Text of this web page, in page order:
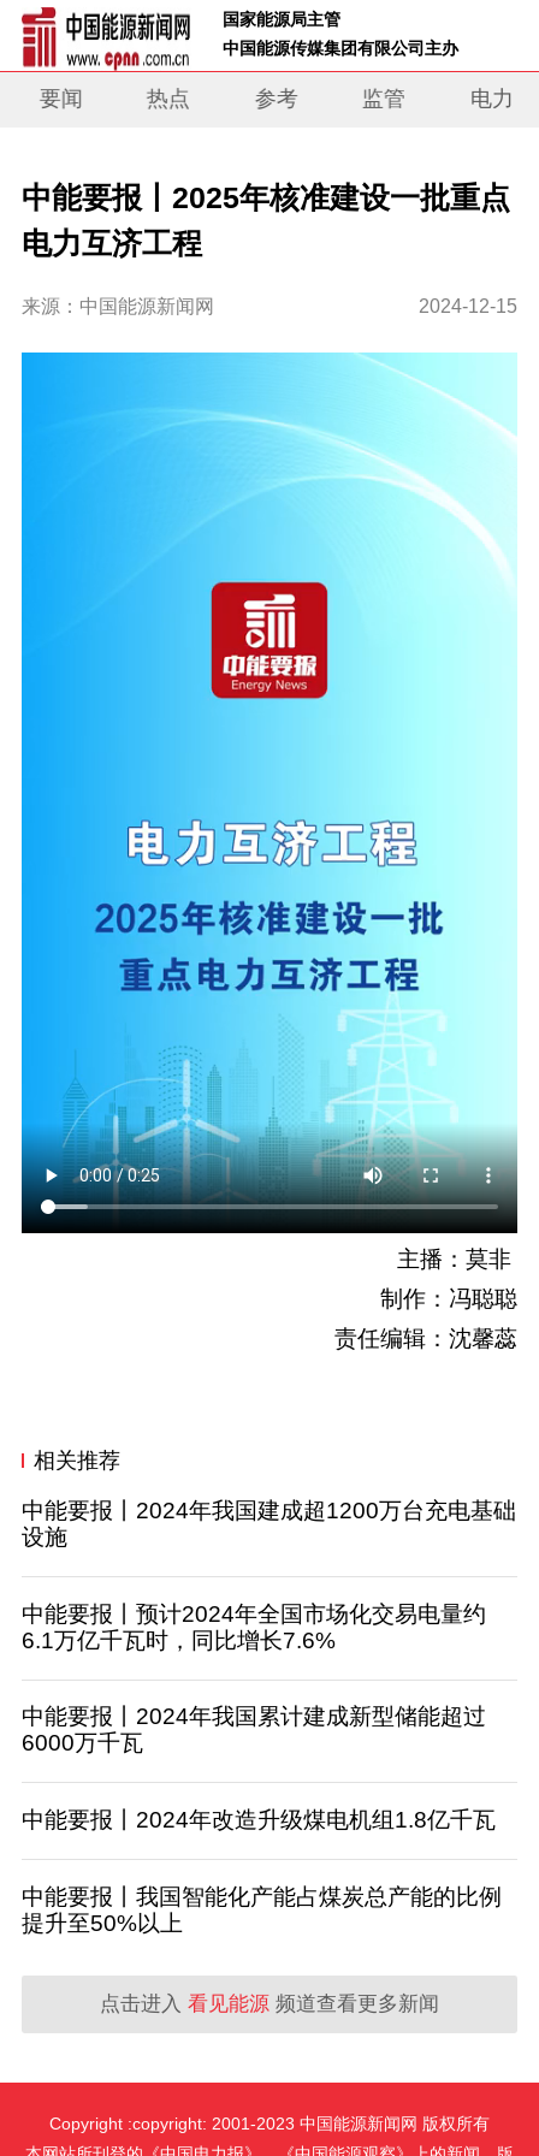
国家能源局主管
中国能源传媒集团有限公司主办
要闻 热点 参考 监管 电力
中能要报丨2025年核准建设一批重点
电力互济工程
来源：中国能源新闻网 2024-12-15
主播：莫非
制作：冯聪聪
责任编辑：沈馨蕊
相关推荐
中能要报丨2024年我国建成超1200万台充电基础
设施
中能要报丨预计2024年全国市场化交易电量约
6.1万亿千瓦时，同比增长7.6%
中能要报丨2024年我国累计建成新型储能超过
6000万千瓦
中能要报丨2024年改造升级煤电机组1.8亿千瓦
中能要报丨我国智能化产能占煤炭总产能的比例
提升至50%以上
点击进入 看见能源 频道查看更多新闻
Copyright :copyright: 2001-2023 中国能源新闻网 版权所有